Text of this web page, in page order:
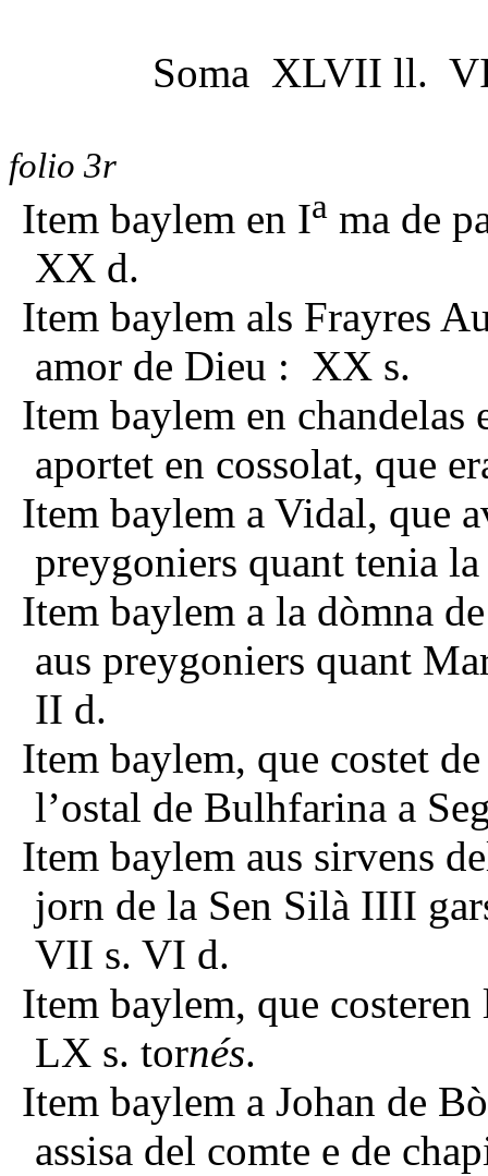
Soma XLVII ll.
folio 3r
Item baylem en Ia ma de
XX d.
Item baylem als Frayres
amor de Dieu : XX s.
Item baylem en chandelas
aportet en cossolat, que
Item baylem a Vidal, que
preygoniers quant tenia
Item baylem a la dòmna
aus preygoniers quant
II d.
Item baylem, que costet
l’ostal de Bulhfarina a
Item baylem aus sirvens
jorn de la Sen Silà IIII
VII s. VI d.
Item baylem, que
LX s. tornés.
Item baylem a Johan de
assisa del comte e de